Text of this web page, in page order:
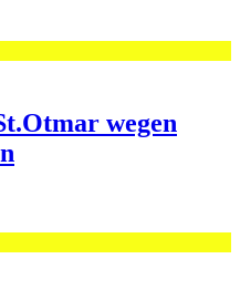
wegen